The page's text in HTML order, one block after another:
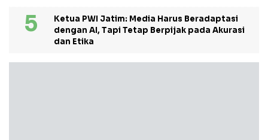
Ketua PWI Jatim: Media Harus Beradaptasi
dengan AI, Tapi Tetap Berpijak pada Akurasi
dan Etika